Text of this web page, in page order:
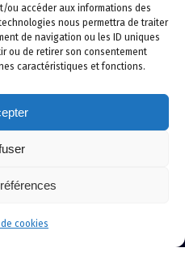
ou accéder aux informations des
nous permettra de traiter
de navigation ou les ID uniques
ou de retirer son consentement
caractéristiques et fonctions.
cookies
-
Confort Sécurité